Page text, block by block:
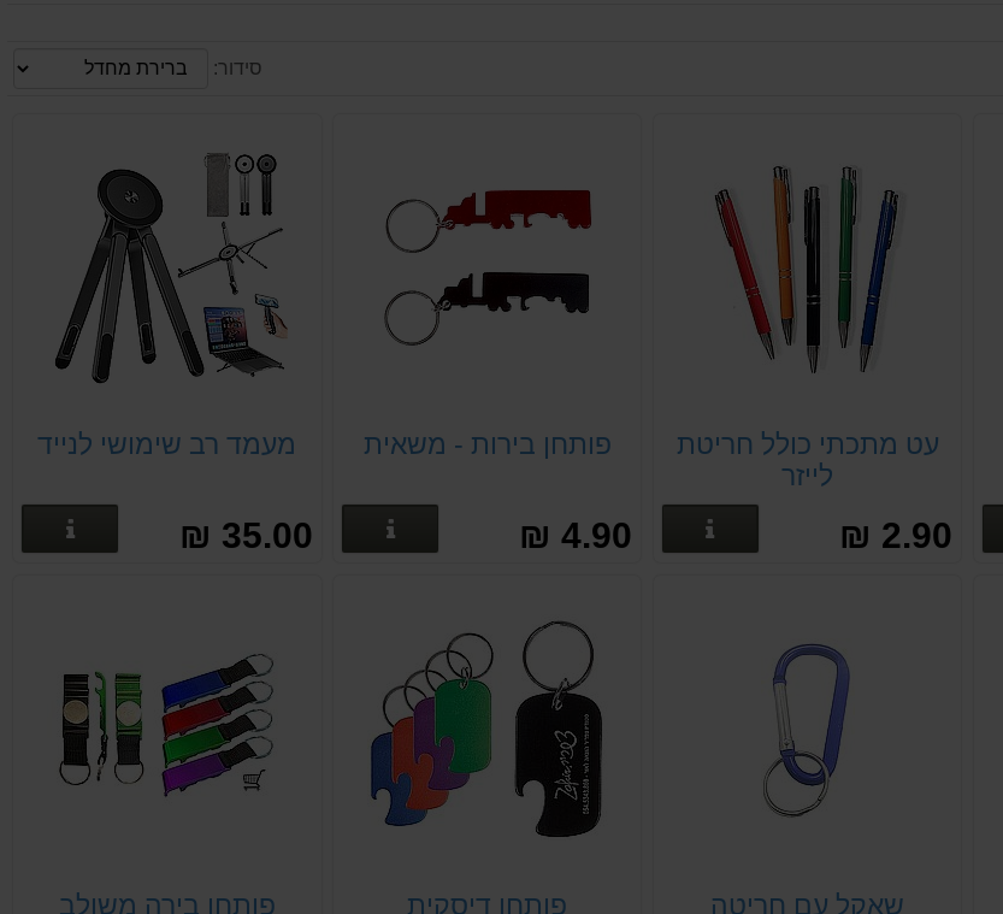
סידור:
פרטים נוספים
עט מתכתי כולל חריטת
לייזר
2.90 ₪ פרטים נוספים
פותחן בירות - משאית
4.90 ₪ פרטים נוספים
מעמד רב שימושי לנייד
35.00 ₪
שאקל עם חריטה פותחן דיסקית
פותחן בירה משולב